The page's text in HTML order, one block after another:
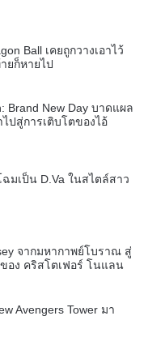
Ball เคยถูกวางเอาไว้
ยก็หายไป
Brand New Day บาดแผล
ปสู่การเติบโตของไอ้
มเป็น D.Va ในสไตล์สาว
จากมหากาพย์โบราณ สู่
อง คริสโตเฟอร์ โนแลน
Avengers Tower มา